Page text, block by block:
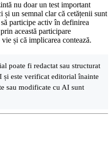
nu doar un test important
un semnal clar că cetățenii sunt
participe activ în definirea
această participare
și că implicarea contează.
poate fi redactat sau structurat
este verificat editorial înainte
sau modificate cu AI sunt